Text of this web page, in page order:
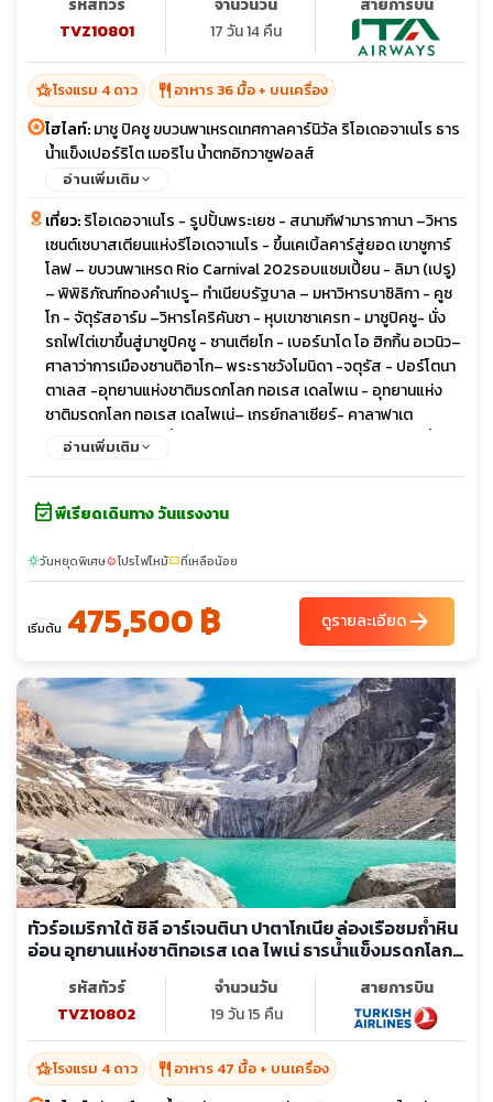
รหัสทัวร์
TVZ10801
จำนวนวัน
17 วัน 14 คืน
สายการบิน
hotel_classโรงแรม 4 ดาว restaurant อาหาร 36 มื้อ + บนเครื่อง
ไฮไลท์:มาชู ปิคชู ขบวนพาเหรดเทศกาลคาร์นิวัล ริโอเดอจาเนโร ธาร
น้ำแข็งเปอร์ริโต เมอริโน น้ำตกอิกวาซูฟอลส์
อ่านเพิ่มเติม
เที่ยว:ริโอเดอจาเนโร - รูปปั้นพระเยซ - สนามกีฬามารากานา –วิหาร
เซนต์เซบาสเตียนแห่งรีโอเดจาเนโร - ขึ้นเคเบิ้ลคาร์สู่ยอด เขาชูการ์
โลฟ – ขบวนพาเหรด Rio Carnival 202รอบแชมเปี้ยน - ลิมา (เปรู)
– พิพิธิภัณฑ์ทองคำเปรู– ทำเนียบรัฐบาล – มหาวิหารบาซิลิกา - คูซ
โก - จัตุรัสอาร์ม –วิหารโคริคันชา - หุบเขาซาเครท - มาชูปิคชู- นั่ง
รถไฟไต่เขาขึ้นสู่มาชูปิคชู - ซานเตียโก - เบอร์นาโด โอ ฮิกกิ้น อเวนิว–
ศาลาว่าการเมืองซานติอาโก– พระราชวังโมนิดา -จตุรัส - ปอร์โตนา
ตาเลส -อุทยานแห่งชาติมรดกโลก ทอเรส เดลไพเน - อุทยานแห่ง
ชาติมรดกโลก ทอเรส เดลไพเน่– เกรย์กลาเซียร์- คาลาฟาเต
(อาร์เจนตินา) - ธารน้ำแข็งเปอร์ริโตเมอร์ริโน -ล่องเรือชมธารน้ำ
ซาฟารี Macuco ชมน้ำตก - น้ำตกอิกวาซู(ฝั่งอาร์เจนตินา) – ชม
อาสนวิหารบัวโนสไอเรส
อ่านเพิ่มเติม
event_availableพีเรียดเดินทาง วันแรงงาน
sunnyวันหยุดพิเศษlocal_fire_departmentโปรไฟไหม้confirmation_numberที่เหลือน้อย
เริ่มต้น 475,500 ฿ ดูรายละเอียดarrow_forward
ทัวร์อเมริกาใต้ ชิลี อาร์เจนตินา ปาตาโกเนีย ล่องเรือชมถ้ำหิน
อ่อน อุทยานแห่งชาติทอเรส เดล ไพเน่ ธารน้ำแข็งมรดกโลก
เปอร์ริโตโมเรโน ซาลินาส กรานเดส
รหัสทัวร์
TVZ10802
จำนวนวัน
19 วัน 15 คืน
สายการบิน
hotel_classโรงแรม 4 ดาว restaurant อาหาร 47 มื้อ + บนเครื่อง